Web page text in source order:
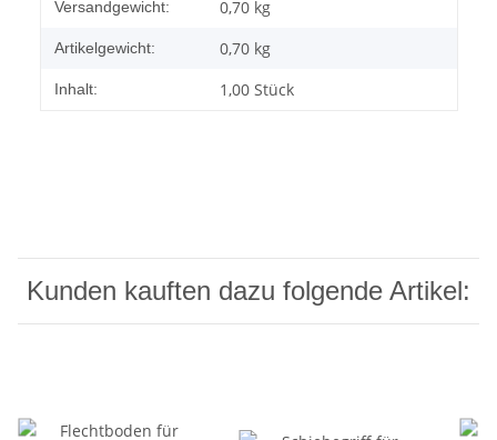
Produkteigenschaft
Wert
Versandgewicht: 0,70 kg
Artikelgewicht: 0,70 kg
Inhalt: 1,00 Stück
Kunden kauften dazu folgende Artikel: